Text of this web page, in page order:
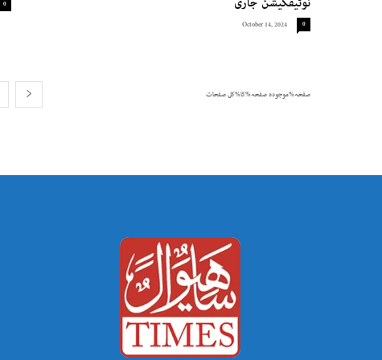
October 14, 2024 0
0
صفحہ%موجودہ صفحہ%کا%کل صفحات